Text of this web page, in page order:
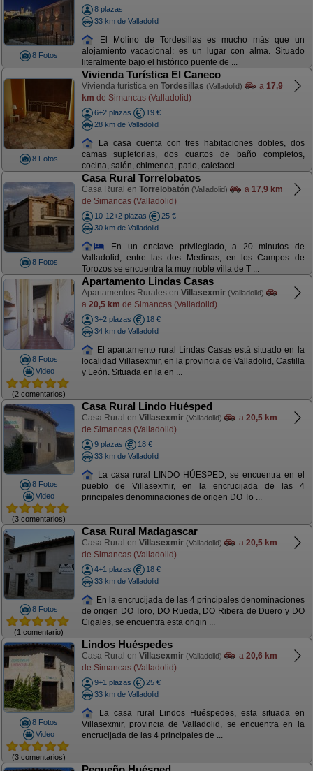
8 Fotos
8 plazas
33 km de Valladolid
El Molino de Tordesillas es mucho más que un
alojamiento vacacional: es un lugar con alma. Situado
literalmente bajo el histórico puente de ...
8 Fotos
Vivienda Turística El Caneco
Vivienda turística en Tordesillas (Valladolid) a 17,9
km de Simancas (Valladolid)
6+2 plazas
19 €
28 km de Valladolid
La casa cuenta con tres habitaciones dobles, dos
camas supletorias, dos cuartos de baño completos,
cocina, salón, chimenea, patio, calefacci ...
8 Fotos
Casa Rural Torrelobatos
Casa Rural en Torrelobatón (Valladolid) a 17,9 km
de Simancas (Valladolid)
10-12+2 plazas
25 €
30 km de Valladolid
En un enclave privilegiado, a 20 minutos de
Valladolid, entre las dos Medinas, en los Campos de
Torozos se encuentra la muy noble villa de T ...
8 Fotos
Video
(2 comentarios)
Apartamento Lindas Casas
Apartamentos Rurales en Villasexmir (Valladolid)
a 20,5 km de Simancas (Valladolid)
3+2 plazas
18 €
34 km de Valladolid
El apartamento rural Lindas Casas está situado en la
localidad Villasexmir, en la provincia de Valladolid, Castilla
y León. Situada en la en ...
8 Fotos
Video
(3 comentarios)
Casa Rural Lindo Huésped
Casa Rural en Villasexmir (Valladolid) a 20,5 km
de Simancas (Valladolid)
9 plazas
18 €
33 km de Valladolid
La casa rural LINDO HÚESPED, se encuentra en el
pueblo de Villasexmir, en la encrucijada de las 4
principales denominaciones de origen DO To ...
8 Fotos
(1 comentario)
Casa Rural Madagascar
Casa Rural en Villasexmir (Valladolid) a 20,5 km
de Simancas (Valladolid)
4+1 plazas
18 €
33 km de Valladolid
En la encrucijada de las 4 principales denominaciones
de origen DO Toro, DO Rueda, DO Ribera de Duero y DO
Cigales, se encuentra esta origin ...
8 Fotos
Video
(3 comentarios)
Lindos Huéspedes
Casa Rural en Villasexmir (Valladolid) a 20,6 km
de Simancas (Valladolid)
9+1 plazas
25 €
33 km de Valladolid
La casa rural Lindos Huéspedes, esta situada en
Villasexmir, provincia de Valladolid, se encuentra en la
encrucijada de las 4 principales de ...